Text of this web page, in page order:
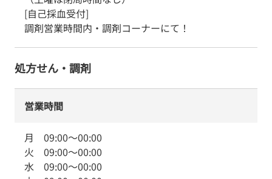
[自己採血受付]
調剤営業時間内・調剤コーナーにて！
処方せん・調剤
営業時間
月 09:00～00:00
火 09:00～00:00
水 09:00～00:00